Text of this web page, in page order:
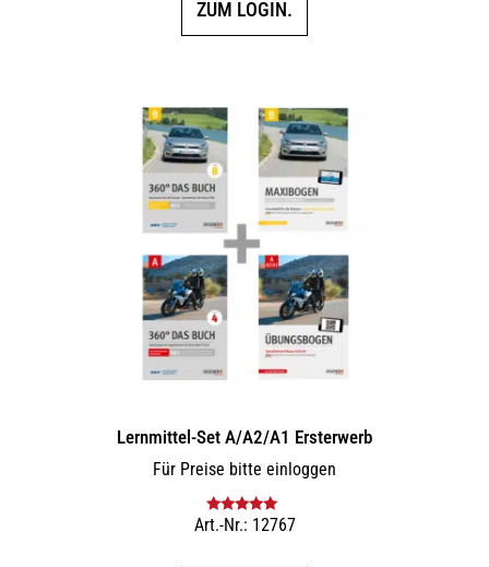
ZUM LOGIN.
Lernmittel-Set A/A2/A1 Ersterwerb
Für Preise bitte einloggen
Bewertet mit
Art.-Nr.: 12767